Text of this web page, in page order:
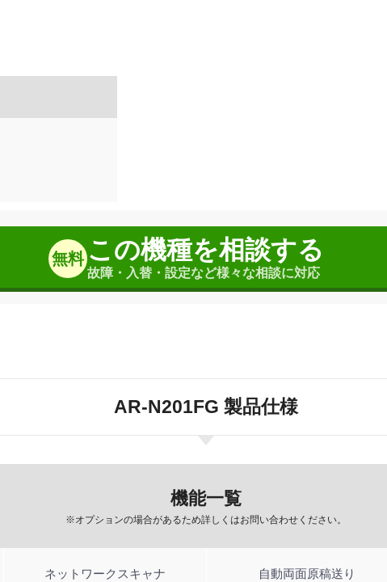
無料この機種を相談する
故障・入替・設定など様々な相談に対応
AR-N201FG 製品仕様
機能一覧
※オプションの場合があるため詳しくはお問い合わせください。
ネットワークスキャナ 自動両面原稿送り